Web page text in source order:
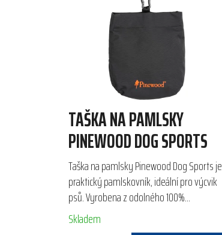
TAŠKA NA PAMLSKY
PINEWOOD DOG SPORTS
Taška na pamlsky Pinewood Dog Sports je
praktický pamlskovník, ideální pro výcvik
psů. Vyrobena z odolného 100%
polyamidu, je omyvatelná a uzavírá se na
magnety pro snadný...
Skladem